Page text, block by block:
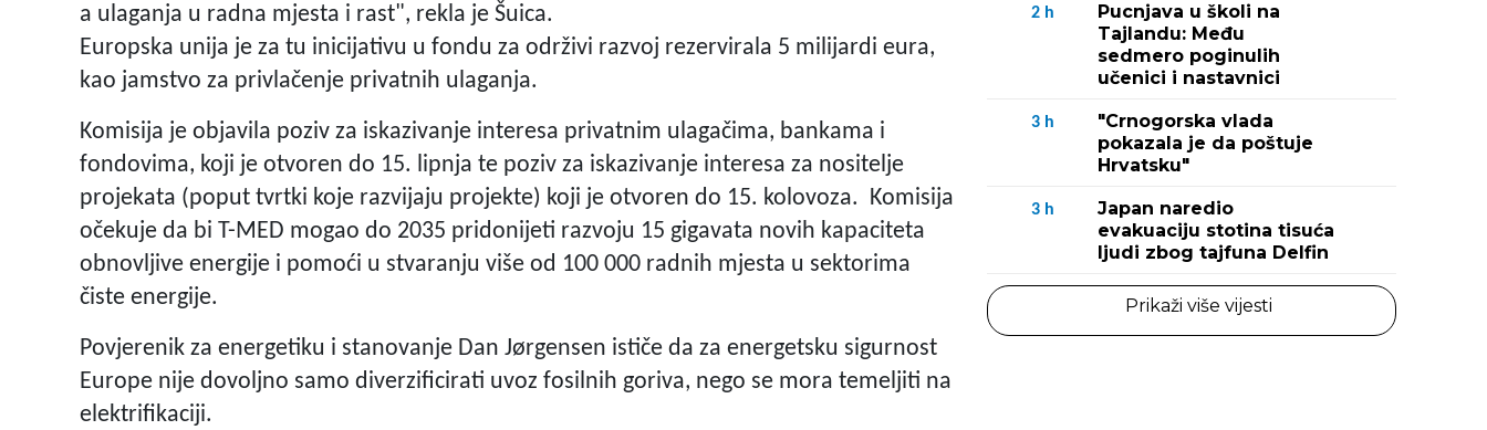
a ulaganja u radna mjesta i rast", rekla je Šuica.
Europska unija je za tu inicijativu u fondu za održivi razvoj rezervirala 5 milijardi eura,
kao jamstvo za privlačenje privatnih ulaganja.
Komisija je objavila poziv za iskazivanje interesa privatnim ulagačima, bankama i
fondovima, koji je otvoren do 15. lipnja te poziv za iskazivanje interesa za nositelje
projekata (poput tvrtki koje razvijaju projekte) koji je otvoren do 15. kolovoza. Komisija
očekuje da bi T-MED mogao do 2035 pridonijeti razvoju 15 gigavata novih kapaciteta
obnovljive energije i pomoći u stvaranju više od 100 000 radnih mjesta u sektorima
čiste energije.
Povjerenik za energetiku i stanovanje Dan Jørgensen ističe da za energetsku sigurnost
Europe nije dovoljno samo diverzificirati uvoz fosilnih goriva, nego se mora temeljiti na
elektrifikaciji.
2 h
Pucnjava u školi na
Tajlandu: Među
sedmero poginulih
učenici i nastavnici
3 h
"Crnogorska vlada
pokazala je da poštuje
Hrvatsku"
3 h
Japan naredio
evakuaciju stotina tisuća
ljudi zbog tajfuna Delfin
Prikaži više vijesti